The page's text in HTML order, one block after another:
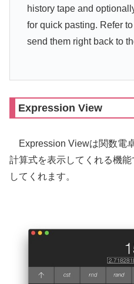
history tape and
for quick pasting. Refer
send them right back to
Expression View
Expression Viewは関数電
計算式を表示してくれる機
してくれます。